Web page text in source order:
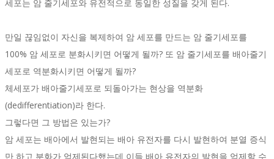
세포는 암 줄기세포와 유전적으로 동일한 성질을 갖게 된다.
만일 끊임없이 자신을 복제하여 암 세포를 만드는 암 줄기세포를
100% 암 세포로 분화시키면 어떻게 될까? 또 암 줄기세포를 배아줄기
세포로 역분화시키면 어떻게 될까?
체세포가 배아줄기세포로 되돌아가는 현상을 역분화
(dedifferentiation)라 한다.
그렇다면 그 방법은 있는가?
암 세포는 배아에서 발현되는 배아 유전자를 다시 발현하여 분열 증식
만 하고 분화가 억제된다했는데 이들 배아 유전자의 발현을 억제할 수